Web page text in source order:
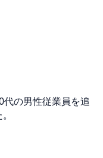
の男性従業員を追